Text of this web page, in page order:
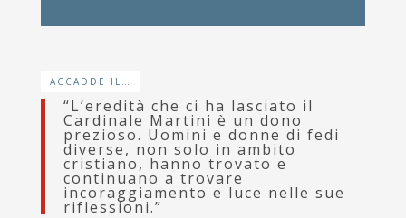
ACCADDE IL…
“L’eredità che ci ha lasciato il
Cardinale Martini è un dono
prezioso. Uomini e donne di fedi
diverse, non solo in ambito
cristiano, hanno trovato e
continuano a trovare
incoraggiamento e luce nelle sue
riflessioni.”